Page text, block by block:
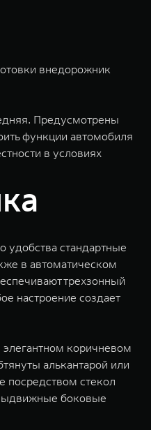
внедорожник
Предусмотрены
функции автомобиля
в условиях
стандартные
в автоматическом
трехзонный
настроение создает
коричневом
алькантарой или
посредством стекол
боковые